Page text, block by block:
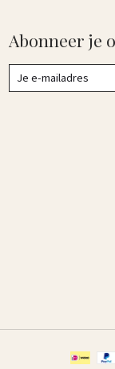
Abonneer je